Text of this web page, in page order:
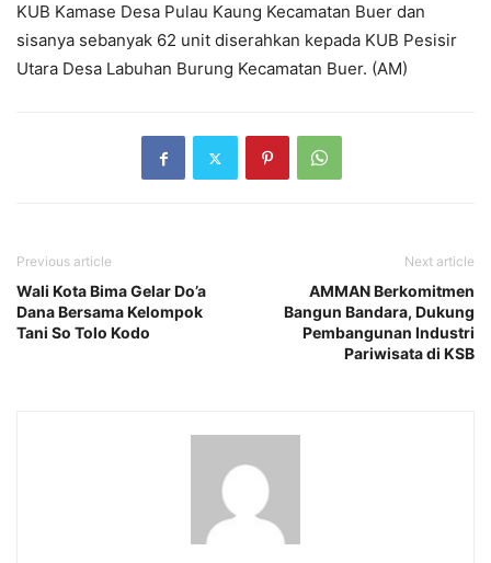
KUB Kamase Desa Pulau Kaung Kecamatan Buer dan
sisanya sebanyak 62 unit diserahkan kepada KUB Pesisir
Utara Desa Labuhan Burung Kecamatan Buer. (AM)
Previous article
Wali Kota Bima Gelar Do’a
Dana Bersama Kelompok
Tani So Tolo Kodo
Next article
AMMAN Berkomitmen
Bangun Bandara, Dukung
Pembangunan Industri
Pariwisata di KSB